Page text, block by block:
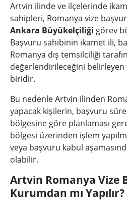
Artvin ilinde ve ilçelerinde
sahipleri, Romanya vize
Ankara Büyükelçiliği görev
Başvuru sahibinin ikamet ili,
Romanya dış temsilciliği
değerlendirileceğini
biridir.
Bu nedenle Artvin ilinden
yapacak kişilerin, başvuru
bölgesine göre planlaması
bölgesi üzerinden işlem
veya başvuru kabul
olabilir.
Artvin Romanya Vize
Kurumdan mı Yapılır?